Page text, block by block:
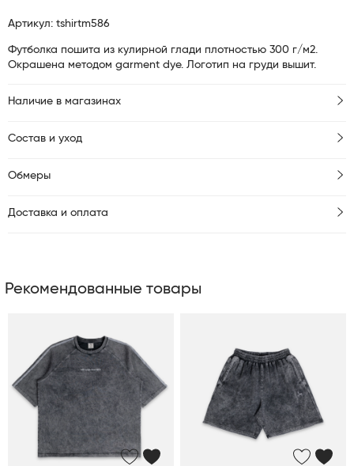
Артикул: tshirtm586
Футболка пошита из кулирной глади плотностью 300 г/м2.
Окрашена методом garment dye. Логотип на груди вышит.
Наличие в магазинах
Состав и уход
Обмеры
Доставка и оплата
Рекомендованные товары